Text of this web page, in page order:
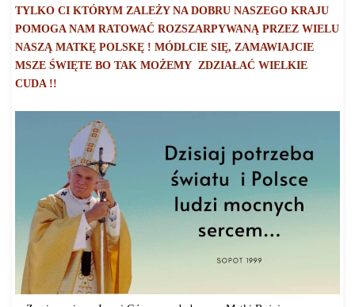
TYLKO CI KTÓRYM ZALEŻY NA DOBRU NASZEGO KRAJU
POMOGA NAM RATOWAĆ ROZSZARPYWANĄ PRZEZ WIELU
NASZĄ MATKĘ POLSKĘ ! MÓDLCIESIĘ, ZAMAWIAJCIE
MSZE ŚWIĘTE BO TAK MOŻEMY ZDZIAŁAĆ WIELKIE
CUDA !!